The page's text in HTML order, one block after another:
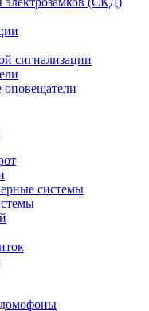
сигнализации
системы